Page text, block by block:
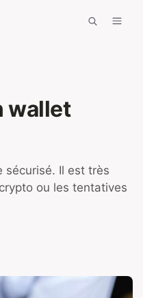
wallet
sécurisé. Il est très
ou les tentatives